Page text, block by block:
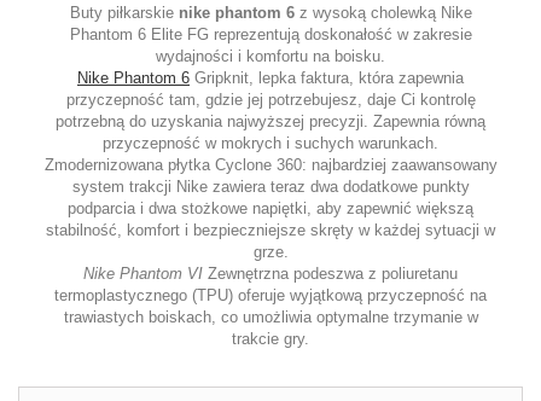
Buty piłkarskie nike phantom 6z wysoką cholewką Nike
Phantom 6 Elite FG reprezentują doskonałość w zakresie
wydajności i komfortu na boisku.
Nike Phantom 6 Gripknit, lepka faktura, która zapewnia
przyczepność tam, gdzie jej potrzebujesz, daje Ci kontrolę
potrzebną do uzyskania najwyższej precyzji. Zapewnia równą
przyczepność w mokrych i suchych warunkach.
Zmodernizowana płytka Cyclone 360: najbardziej zaawansowany
system trakcji Nike zawiera teraz dwa dodatkowe punkty
podparcia i dwa stożkowe napiętki, aby zapewnić większą
stabilność, komfort i bezpieczniejsze skręty w każdej sytuacji w
grze.
Nike Phantom VI Zewnętrzna podeszwa z poliuretanu
termoplastycznego (TPU) oferuje wyjątkową przyczepność na
trawiastych boiskach, co umożliwia optymalne trzymanie w
trakcie gry.